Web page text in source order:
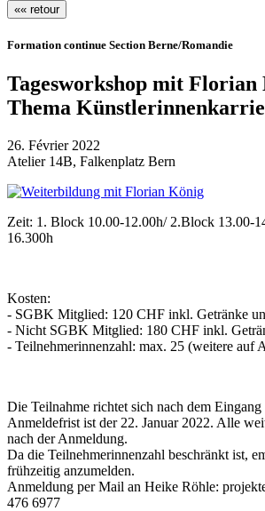
«« retour
Formation continue Section Berne/Romandie
Tagesworkshop mit Florian
Thema
26. Février 2022
Atelier 14B, Falkenplatz Bern
Zeit: 1. Block 10.00-12.00h/ 2.Block 13.00-
16.300h
Kosten:
- SGBK Mitglied: 120 CHF inkl. Getränke
- Nicht SGBK Mitglied: 180 CHF inkl.
- Teilnehmerinnenzahl: max. 25 (weitere auf
Die Teilnahme richtet sich nach dem
Anmeldefrist ist der 22. Januar 2022. Alle
nach der Anmeldung.
Da die Teilnehmerinnenzahl beschränkt ist,
frühzeitig anzumelden.
Anmeldung per Mail an Heike Röhle:
476 6977